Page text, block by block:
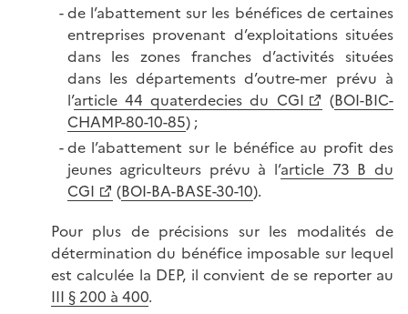
de l’abattement sur les bénéfices de certaines
entreprises provenant d’exploitations situées
dans les zones franches d’activités situées
dans les départements d’outre-mer prévu à
l’article 44 quaterdecies du CGI (BOI-BIC-
CHAMP-80-10-85) ;
de l’abattement sur le bénéfice au profit des
jeunes agriculteurs prévu à l’article 73 B du
CGI
(BOI-BA-BASE-30-10).
Pour plus de précisions sur les modalités de
détermination du bénéfice imposable sur lequel
est calculée la DEP, il convient de se reporter au
III § 200 à 400.